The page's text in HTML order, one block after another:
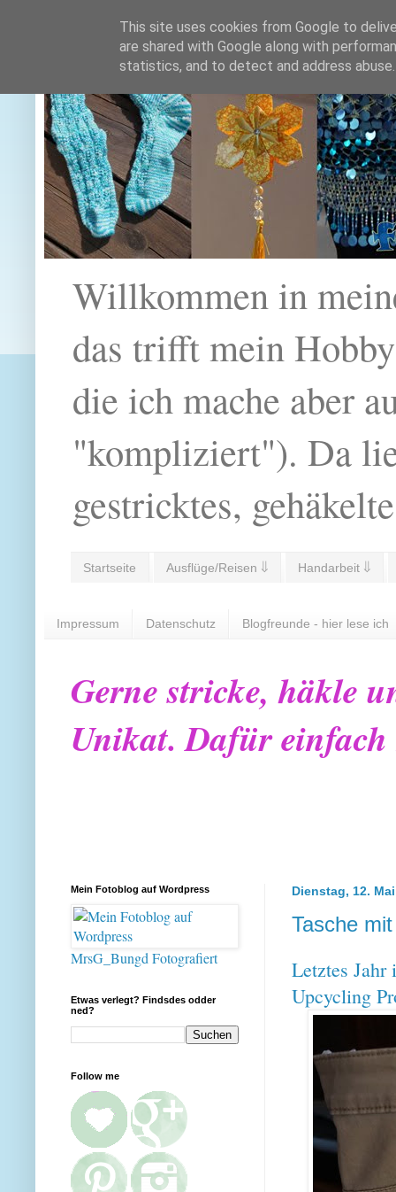
Willkommen in
das trifft mein
die ich mache aber
"kompliziert"). Da
gestricktes,
Startseite Ausflüge/Reisen ⇓ Handarbeit ⇓
Impressum Datenschutz Blogfreunde - hier lese ich
Gerne stricke, häkle
Unikat. Dafür
Dienstag, 12.
Tasche
Letztes Jahr
Upcycling
Mein Fotoblog auf Wordpress
MrsG_Bungd Fotografiert
Etwas verlegt? Findsdes odder
ned?
Follow me
This site uses cookies from Google to
are shared with Google along with
statistics, and to detect and address abuse.